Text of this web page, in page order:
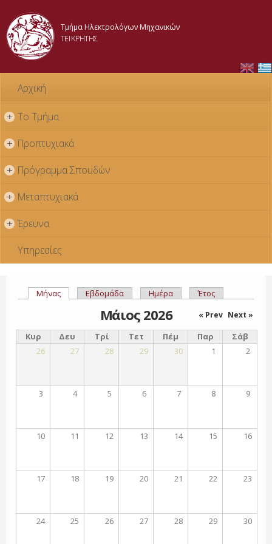
κυρίως
Τμήμα Ηλεκτρολόγων Μηχανικών
ΤΕΙ ΚΡΗΤΗΣ
Αρχική
+ Το Τμήμα
+ Προπτυχιακά
+ Πρόγραμμα Σπουδών
+ Μεταπτυχιακά
+ Έρευνα
Υπηρεσίες
Πρωτεύουσες καρτέλες
Μήνας(ενεργή καρτέλα)
Εβδομάδα Ημέρα Έτος
Μάιος 2026 « Prev Next »
Κυρ Δευ Τρί Τετ Πέμ Παρ
Σάβ
26
27 28 29 30 1 2
3 4 5 6 7 8 9
10 11 12 13 14 15 16
17 18 19 20 21 22 23
24 25 26 27 28 29 30